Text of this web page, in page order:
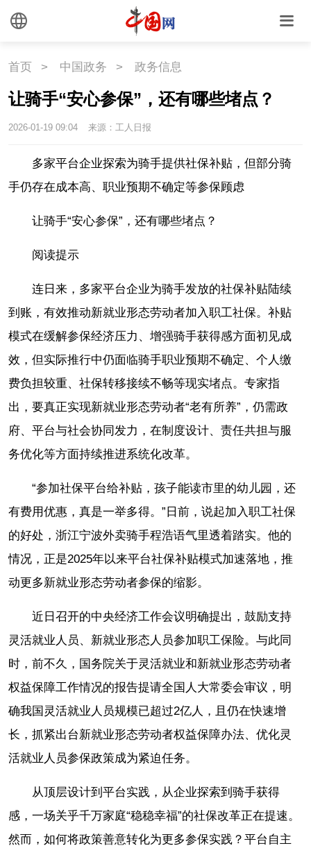
首页 > 中国政务 > 政务信息
让骑手“安心参保”，还有哪些堵点？
2026-01-19 09:04 来源：工人日报
多家平台企业探索为骑手提供社保补贴，但部分骑
手仍存在成本高、职业预期不确定等参保顾虑
让骑手“安心参保”，还有哪些堵点？
阅读提示
连日来，多家平台企业为骑手发放的社保补贴陆续
到账，有效推动新就业形态劳动者加入职工社保。补贴
模式在缓解参保经济压力、增强骑手获得感方面初见成
效，但实际推行中仍面临骑手职业预期不确定、个人缴
费负担较重、社保转移接续不畅等现实堵点。专家指
出，要真正实现新就业形态劳动者“老有所养”，仍需政
府、平台与社会协同发力，在制度设计、责任共担与服
务优化等方面持续推进系统化改革。
“参加社保平台给补贴，孩子能读市里的幼儿园，还
有费用优惠，真是一举多得。”日前，说起加入职工社保
的好处，浙江宁波外卖骑手程浩语气里透着踏实。他的
情况，正是2025年以来平台社保补贴模式加速落地，推
动更多新就业形态劳动者参保的缩影。
近日召开的中央经济工作会议明确提出，鼓励支持
灵活就业人员、新就业形态人员参加职工保险。与此同
时，前不久，国务院关于灵活就业和新就业形态劳动者
权益保障工作情况的报告提请全国人大常委会审议，明
确我国灵活就业人员规模已超过2亿人，且仍在快速增
长，抓紧出台新就业形态劳动者权益保障办法、优化灵
活就业人员参保政策成为紧迫任务。
从顶层设计到平台实践，从企业探索到骑手获得
感，一场关乎千万家庭“稳稳幸福”的社保改革正在提速。
然而，如何将政策善意转化为更多参保实践？平台自主